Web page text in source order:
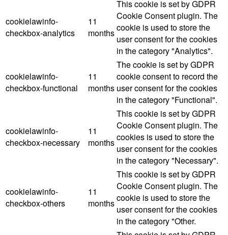
cookielawinfo-
checkbox-analytics
11
months
This cookie is set by GDPR
Cookie Consent plugin. The
cookie is used to store the
user consent for the cookies
in the category "Analytics".
cookielawinfo-
checkbox-functional
11
months
The cookie is set by GDPR
cookie consent to record the
user consent for the cookies
in the category "Functional".
cookielawinfo-
checkbox-necessary
11
months
This cookie is set by GDPR
Cookie Consent plugin. The
cookies is used to store the
user consent for the cookies
in the category "Necessary".
cookielawinfo-
checkbox-others
11
months
This cookie is set by GDPR
Cookie Consent plugin. The
cookie is used to store the
user consent for the cookies
in the category "Other.